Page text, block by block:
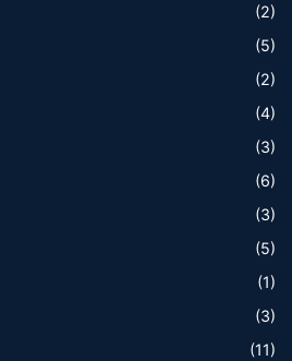
(2)
(5)
(2)
(4)
(3)
(6)
(3)
(5)
(1)
(3)
(11)